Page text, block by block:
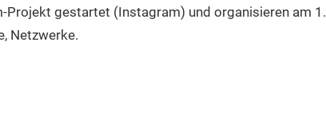
Projekt gestartet (Instagram) und organisieren am 1.
Netzwerke.